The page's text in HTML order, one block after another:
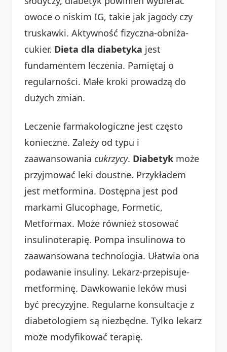
owoce o niskim IG, takie jak jagody czy
truskawki. Aktywność fizyczna-obniża-
cukier. Dieta dla diabetyka jest
fundamentem leczenia. Pamiętaj o
regularności. Małe kroki prowadzą do
dużych zmian.
Leczenie farmakologiczne jest często
konieczne. Zależy od typu i
zaawansowania cukrzycy. Diabetyk może
przyjmować leki doustne. Przykładem
jest metformina. Dostępna jest pod
markami Glucophage, Formetic,
Metformax. Może również stosować
insulinoterapię. Pompa insulinowa to
zaawansowana technologia. Ułatwia ona
podawanie insuliny. Lekarz-przepisuje-
metforminę. Dawkowanie leków musi
być precyzyjne. Regularne konsultacje z
diabetologiem są niezbędne. Tylko lekarz
może modyfikować terapię.